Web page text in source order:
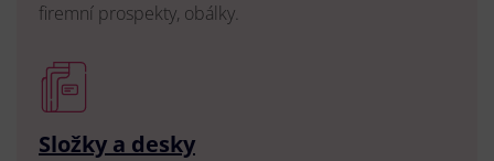
firemní prospekty, obálky.
Složky a desky